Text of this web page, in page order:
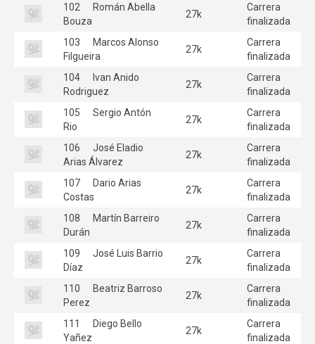
102
Román Abella
Bouza
27k
Carrera
finalizada
103
Marcos Alonso
Filgueira
27k
Carrera
finalizada
104
Ivan Anido
Rodriguez
27k
Carrera
finalizada
105
Sergio Antón
Rio
27k
Carrera
finalizada
106
José Eladio
Arias Álvarez
27k
Carrera
finalizada
107
Dario Arias
Costas
27k
Carrera
finalizada
108
Martín Barreiro
Durán
27k
Carrera
finalizada
109
José Luis Barrio
Díaz
27k
Carrera
finalizada
110
Beatriz Barroso
Perez
27k
Carrera
finalizada
111
Diego Bello
Yañez
27k
Carrera
finalizada